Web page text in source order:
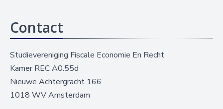
Contact
Studievereniging Fiscale Economie En Recht
Kamer REC A0.55d
Nieuwe Achtergracht 166
1018 WV Amsterdam